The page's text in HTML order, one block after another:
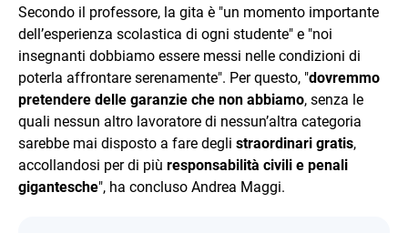
Secondo il professore, la gita è "un momento importante
dell’esperienza scolastica di ogni studente" e "noi
insegnanti dobbiamo essere messi nelle condizioni di
poterla affrontare serenamente". Per questo, "dovremmo
pretendere delle garanzie che non abbiamo, senza le
quali nessun altro lavoratore di nessun’altra categoria
sarebbe mai disposto a fare degli straordinari gratis,
accollandosi per di più responsabilità civili e penali
gigantesche", ha concluso Andrea Maggi.